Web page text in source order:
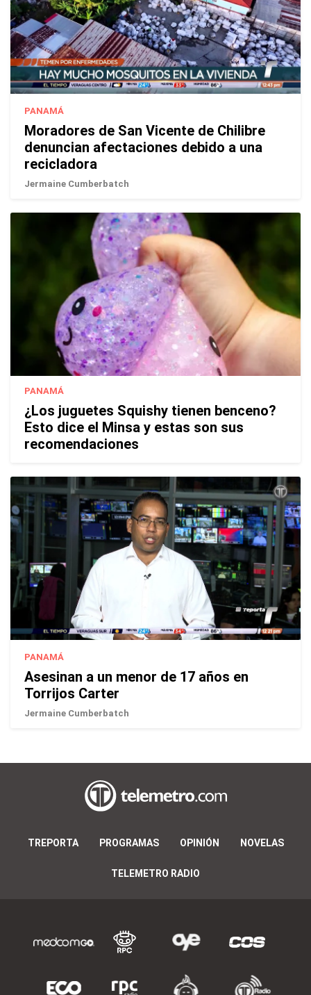
PANAMÁ
Moradores de San Vicente de Chilibre
denuncian afectaciones debido a una
recicladora
Jermaine Cumberbatch
PANAMÁ
¿Los juguetes Squishy tienen benceno?
Esto dice el Minsa y estas son sus
recomendaciones
PANAMÁ
Asesinan a un menor de 17 años en
Torrijos Carter
Jermaine Cumberbatch
TREPORTA PROGRAMAS OPINIÓN NOVELAS
TELEMETRO RADIO